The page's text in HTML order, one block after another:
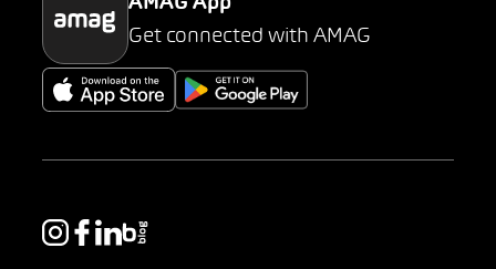
AMAG App
Get connected with AMAG